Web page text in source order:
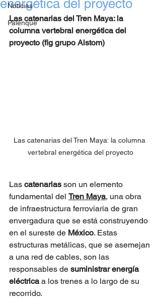
Noticias
Palenque
energética del proyecto
Las catenarias del Tren Maya: la
columna vertebral energética del
proyecto (fig grupo Alstom)
Las catenarias del Tren Maya: la columna
vertebral energética del proyecto
Las catenarias son un elemento
fundamental del Tren Maya, una obra
de infraestructura ferroviaria de gran
envergadura que se está construyendo
en el sureste de México. Estas
estructuras metálicas, que se asemejan
a una red de cables, son las
responsables de suministrar energía
eléctrica a los trenes a lo largo de su
recorrido.